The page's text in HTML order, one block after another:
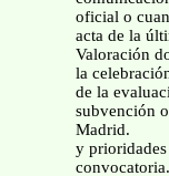
oficial o
acta de la
Valoración
la
de la
subvención
Madrid.
y
convocatoria.